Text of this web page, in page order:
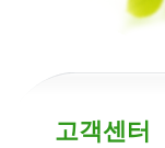
고객센터